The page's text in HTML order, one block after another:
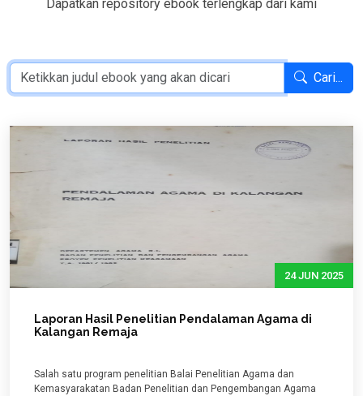
Dapatkan repository ebook terlengkap dari kami
Cari...
24 JUN 2025
Laporan Hasil Penelitian Pendalaman Agama di
Kalangan Remaja
Salah satu program penelitian Balai Penelitian Agama dan
Kemasyarakatan Badan Penelitian dan Pengembangan Agama